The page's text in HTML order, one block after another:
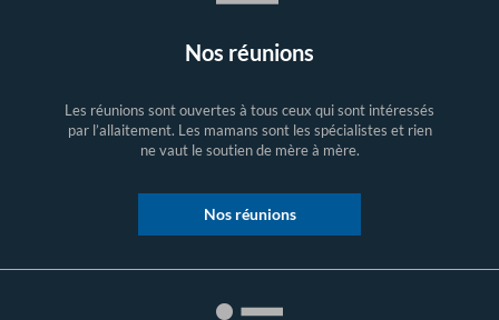
Nos réunions
Les réunions sont ouvertes à tous ceux qui sont intéressés
par l’allaitement. Les mamans sont les spécialistes et rien
ne vaut le soutien de mère à mère.
Nos réunions